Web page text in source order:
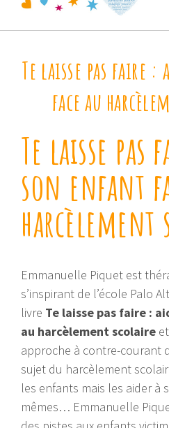
Te laisse pas faire
face au
Te laisse
son enfant
harcèlement
Emmanuelle Piquet est
s’inspirant de l’école Palo
livre Te laisse pas faire :
au harcèlement scolaire
approche à contre-courant
sujet du harcèlement
les enfants mais les aider à
mêmes… Emmanuelle